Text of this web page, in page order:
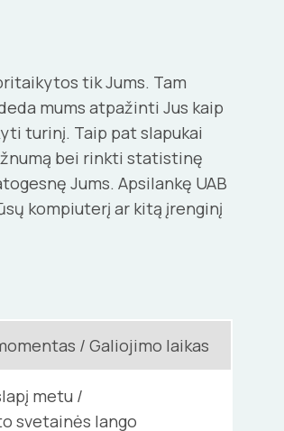
tik Jums. Tam
mums atpažinti Jus kaip
turinį. Taip pat slapukai
bei rinkti statistinę
Jums. Apsilankę UAB
kompiuterį ar kitą įrenginį
/ Galiojimo laikas
metu /
svetainės lango